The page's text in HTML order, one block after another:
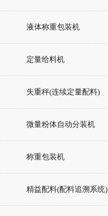
液体称重包装机
定量给料机
失重秤(连续定量配料)
微量粉体自动分装机
称重包装机
精益配料(配料追溯系统)